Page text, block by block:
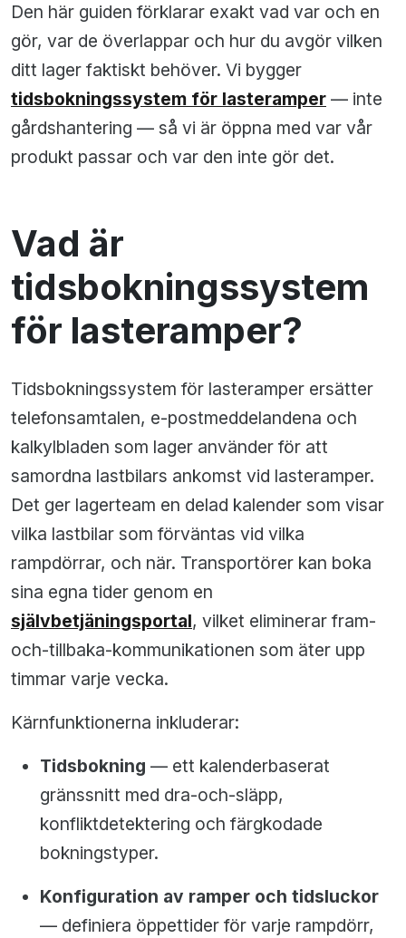
Den här guiden förklarar exakt vad var och en
gör, var de överlappar och hur du avgör vilken
ditt lager faktiskt behöver. Vi bygger
tidsbokningssystem för lasteramper — inte
gårdshantering — så vi är öppna med var vår
produkt passar och var den inte gör det.
Vad är
tidsbokningssystem
för lasteramper?
Tidsbokningssystem för lasteramper ersätter
telefonsamtalen, e-postmeddelandena och
kalkylbladen som lager använder för att
samordna lastbilars ankomst vid lasteramper.
Det ger lagerteam en delad kalender som visar
vilka lastbilar som förväntas vid vilka
rampdörrar, och när. Transportörer kan boka
sina egna tider genom en
självbetjäningsportal, vilket eliminerar fram-
och-tillbaka-kommunikationen som äter upp
timmar varje vecka.
Kärnfunktionerna inkluderar:
Tidsbokning — ett kalenderbaserat
gränssnitt med dra-och-släpp,
konfliktdetektering och färgkodade
bokningstyper.
Konfiguration av ramper och tidsluckor
— definiera öppettider för varje rampdörr,